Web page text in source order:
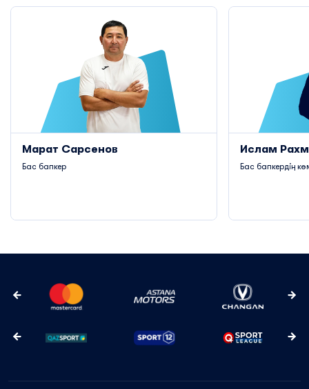
Марат Сарсенов
Бас бапкер
Ислам
Бас бапкердің